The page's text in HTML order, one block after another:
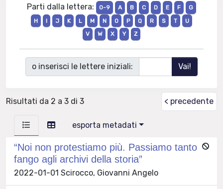
Parti dalla lettera: 0-9 A B C D E F
G
H
I J K L M N O P Q R S T
U
V
W X Y Z
o inserisci le lettere iniziali:
Risultati da 2 a 3 di 3 < precedente
esporta metadati
“Noi non protestiamo più. Passiamo tanto
fango agli archivi della storia”
2022-01-01 Scirocco, Giovanni Angelo